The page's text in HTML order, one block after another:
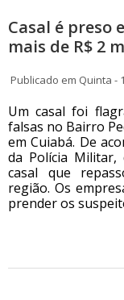
Casal é preso
mais de R$ 2
Publicado em Quinta -
Um casal foi
falsas no Bairro
em Cuiabá. De
da Polícia Militar,
casal que
região. Os
prender os